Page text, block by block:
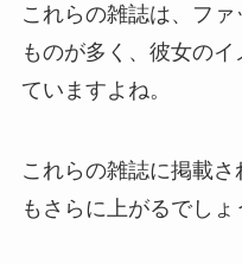
これらの雑誌は、フ
ものが多く、彼女の
ていますよね。
これらの雑誌に掲載
もさらに上がるでしょ